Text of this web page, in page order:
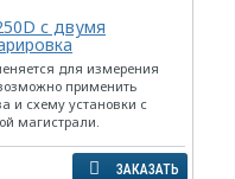
с двумя
для измерения
применить
и схему установки с
магистрали.
ЗАКАЗАТЬ